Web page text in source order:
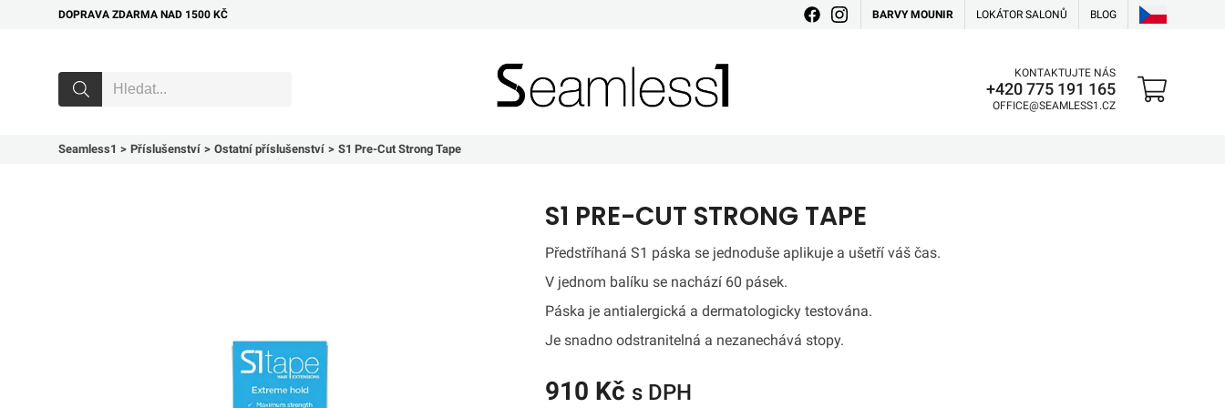
DOPRAVA ZDARMA NAD 1500 KČ BARVY MOUNIR LOKÁTOR SALONŮ BLOG
KONTAKTUJTE NÁS
+420 775 191 165
OFFICE@SEAMLESS1.CZ
Seamless1 Příslušenství Ostatní příslušenství S1 Pre-Cut Strong Tape
S1 PRE-CUT STRONG TAPE
Předstříhaná S1 páska se jednoduše aplikuje a ušetří váš čas.
V jednom balíku se nachází 60 pásek.
Páska je antialergická a dermatologicky testována.
Je snadno odstranitelná a nezanechává stopy.
910 Kč s DPH